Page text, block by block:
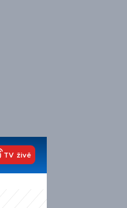
TV živě